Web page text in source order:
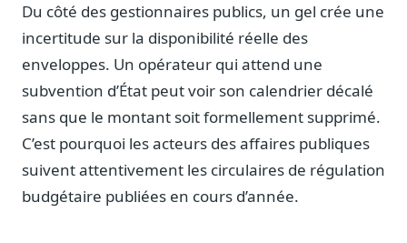
Qui sommes-nous
Méthode, valeurs et équipe
Charte IA
Fiabilité, souveraineté, sobriété
Sécurité
Hébergement européen, RGPD
Presse
Kit média, contacts
Du côté des gestionnaires publics, un gel crée une
incertitude sur la disponibilité réelle des
enveloppes. Un opérateur qui attend une
subvention d’État peut voir son calendrier décalé
sans que le montant soit formellement supprimé.
C’est pourquoi les acteurs des affaires publiques
suivent attentivement les circulaires de régulation
budgétaire publiées en cours d’année.